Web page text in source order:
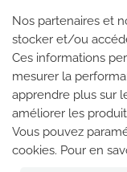
LES SALLES CLIMB
Nos partenaires et
stocker et/ou
Ces informations
mesurer la
apprendre plus sur
améliorer les
Vous pouvez
cookies. Pour en